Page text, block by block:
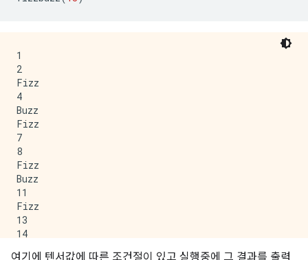
1
2
Fizz
4
Buzz
Fizz
7
8
Fizz
Buzz
11
Fizz
13
14
여기에 텐서값에 따른 조건절이 있고 실행중에 그 결과를 출력